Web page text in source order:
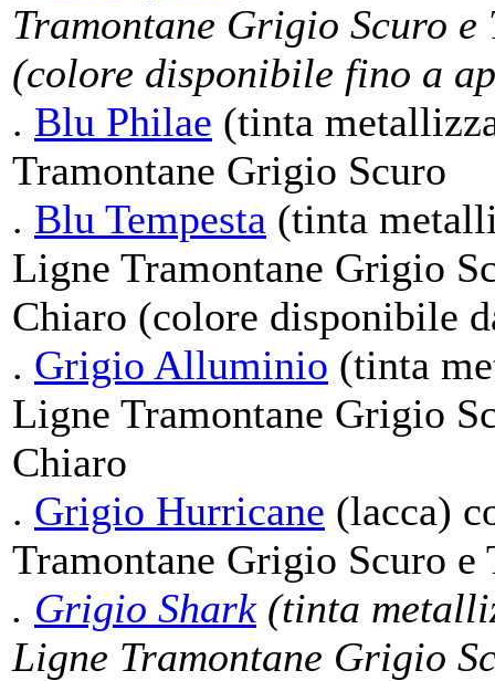
Tramontane Grigio Scuro
(colore disponibile fino a
. Blu Philae (tinta
Tramontane Grigio Scuro
. Blu Tempesta (tinta
Ligne Tramontane Grigio
Chiaro (colore disponibile
. Grigio Alluminio (tinta
Ligne Tramontane Grigio
Chiaro
. Grigio Hurricane (lacca)
Tramontane Grigio Scuro e
. Grigio Shark(tinta
Ligne Tramontane Grigio